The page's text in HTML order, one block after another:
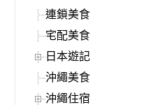
連鎖美食
宅配美食
日本遊記
沖繩美食
沖繩住宿